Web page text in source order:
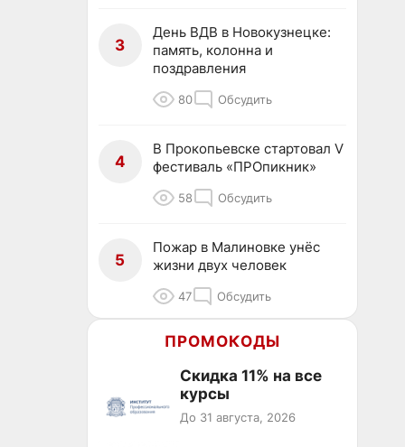
3
День ВДВ в Новокузнецке:
память, колонна и
поздравления
80 Обсудить
4
В Прокопьевске стартовал V
фестиваль «ПРОпикник»
58 Обсудить
5
Пожар в Малиновке унёс
жизни двух человек
47 Обсудить
ПРОМОКОДЫ
Скидка 11% на все
курсы
До 31 августа, 2026